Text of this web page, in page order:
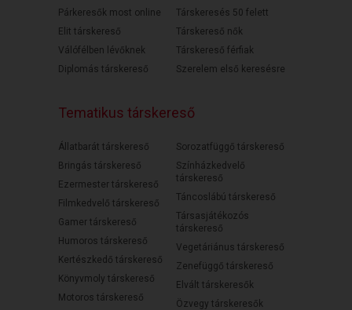
Párkeresők most online
Elit társkereső
Válófélben lévőknek
Diplomás társkereső
Társkeresés 50 felett
Társkereső nők
Társkereső férfiak
Szerelem első keresésre
Tematikus társkereső
Állatbarát társkereső
Bringás társkereső
Ezermester társkereső
Filmkedvelő társkereső
Gamer társkereső
Humoros társkereső
Kertészkedő társkereső
Könyvmoly társkereső
Motoros társkereső
Sorozatfüggő társkereső
Színházkedvelő
társkereső
Táncoslábú társkereső
Társasjátékozós
társkereső
Vegetáriánus társkereső
Zenefüggő társkereső
Elvált társkeresők
Özvegy társkeresők